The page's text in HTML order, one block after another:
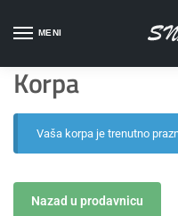
MENI
Korpa
Vaša korpa je trenutno
Nazad u prodavnicu